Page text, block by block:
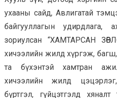
ухааны сайд, Авлигатай
байгууллагын удирдлага,
зориулсан “ХАМТАРСАН
хичээлийн жилд хүргэж, багш,
та бүхэнтэй хамтран
хичээлийн жилд
бүртгэл, гүйцэтгэлд